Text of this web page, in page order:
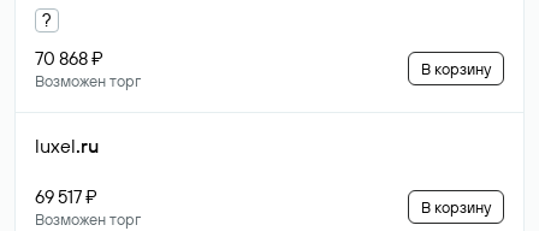
?
70 868 ₽
Возможен торг
В корзину
luxel.ru
69 517 ₽
Возможен торг
В корзину